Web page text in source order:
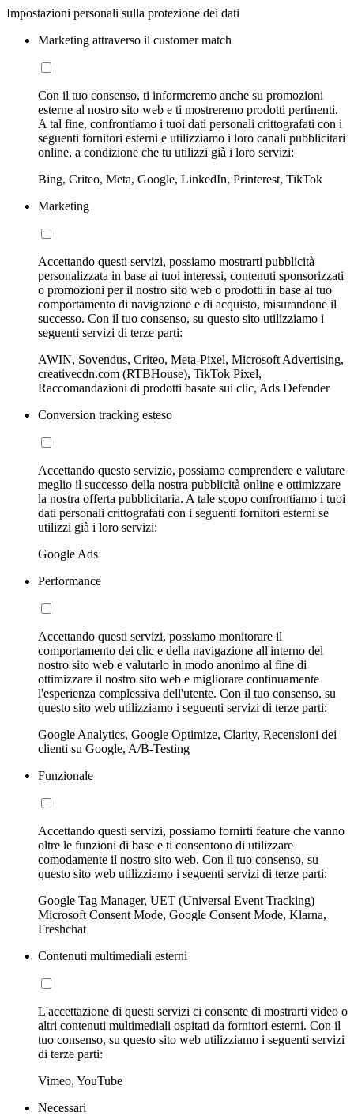
Impostazioni personali sulla protezione dei dati
Marketing attraverso il customer match
Con il tuo consenso, ti informeremo anche su promozioni
esterne al nostro sito web e ti mostreremo prodotti pertinenti.
A tal fine, confrontiamo i tuoi dati personali crittografati con i
seguenti fornitori esterni e utilizziamo i loro canali pubblicitari
online, a condizione che tu utilizzi già i loro servizi:
Bing, Criteo, Meta, Google, LinkedIn, Printerest, TikTok
Marketing
Accettando questi servizi, possiamo mostrarti pubblicità
personalizzata in base ai tuoi interessi, contenuti sponsorizzati
o promozioni per il nostro sito web o prodotti in base al tuo
comportamento di navigazione e di acquisto, misurandone il
successo. Con il tuo consenso, su questo sito utilizziamo i
seguenti servizi di terze parti:
AWIN, Sovendus, Criteo, Meta-Pixel, Microsoft Advertising,
creativecdn.com (RTBHouse), TikTok Pixel,
Raccomandazioni di prodotti basate sui clic, Ads Defender
Conversion tracking esteso
Accettando questo servizio, possiamo comprendere e valutare
meglio il successo della nostra pubblicità online e ottimizzare
la nostra offerta pubblicitaria. A tale scopo confrontiamo i tuoi
dati personali crittografati con i seguenti fornitori esterni se
utilizzi già i loro servizi:
Google Ads
Performance
Accettando questi servizi, possiamo monitorare il
comportamento dei clic e della navigazione all'interno del
nostro sito web e valutarlo in modo anonimo al fine di
ottimizzare il nostro sito web e migliorare continuamente
l'esperienza complessiva dell'utente. Con il tuo consenso, su
questo sito web utilizziamo i seguenti servizi di terze parti:
Google Analytics, Google Optimize, Clarity, Recensioni dei
clienti su Google, A/B-Testing
Funzionale
Accettando questi servizi, possiamo fornirti feature che vanno
oltre le funzioni di base e ti consentono di utilizzare
comodamente il nostro sito web. Con il tuo consenso, su
questo sito web utilizziamo i seguenti servizi di terze parti:
Google Tag Manager, UET (Universal Event Tracking)
Microsoft Consent Mode, Google Consent Mode, Klarna,
Freshchat
Contenuti multimediali esterni
L'accettazione di questi servizi ci consente di mostrarti video o
altri contenuti multimediali ospitati da fornitori esterni. Con il
tuo consenso, su questo sito web utilizziamo i seguenti servizi
di terze parti:
Vimeo, YouTube
Necessari